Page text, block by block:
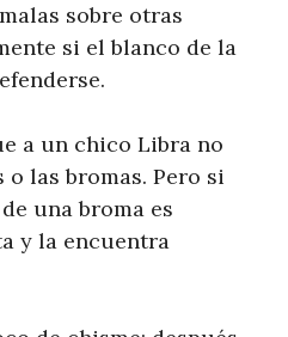
sobre otras
si el blanco de la
a un chico Libra no
las bromas. Pero si
una broma es
y la encuentra